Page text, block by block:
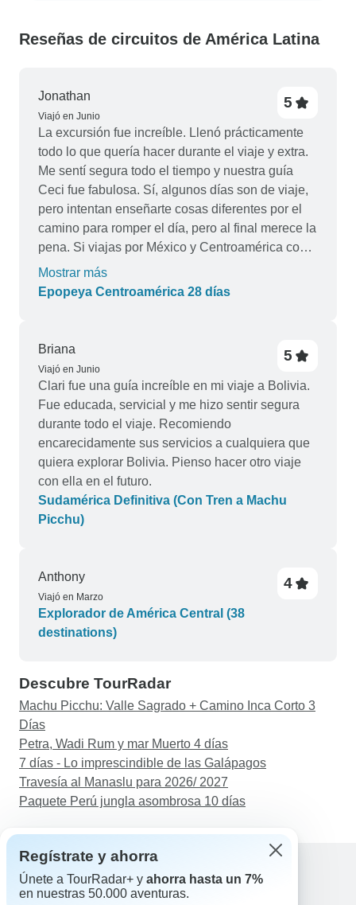
Reseñas de circuitos de América Latina
Jonathan
Viajó en Junio
5
La excursión fue increíble. Llenó prácticamente
todo lo que quería hacer durante el viaje y extra.
Me sentí segura todo el tiempo y nuestra guía
Ceci fue fabulosa. Sí, algunos días son de viaje,
pero intentan enseñarte cosas diferentes por el
camino para romper el día, pero al final merece la
pena. Si viajas por México y Centroamérica con
Intro y acabas con Ceci como líder de tu grupo,
estás de suerte. Es una persona especial, porque
tiempo libre lo mejor que pueda, ayudándote a
organizar todo lo que realmente quieras hacer.
Mostrar más
Epopeya Centroamérica 28 días
Briana
Viajó en Junio
5
Clari fue una guía increíble en mi viaje a Bolivia.
Fue educada, servicial y me hizo sentir segura
durante todo el viaje. Recomiendo
encarecidamente sus servicios a cualquiera que
quiera explorar Bolivia. Pienso hacer otro viaje
con ella en el futuro.
Sudamérica Definitiva (Con Tren a Machu
Picchu)
Anthony
Viajó en Marzo
4
Explorador de América Central (38
destinations)
Descubre TourRadar
Machu Picchu: Valle Sagrado + Camino Inca Corto 3
Días
Petra, Wadi Rum y mar Muerto 4 días
7 días - Lo imprescindible de las Galápagos
Travesía al Manaslu para 2026/ 2027
Paquete Perú jungla asombrosa 10 días
Ayuda
Regístrate y ahorra
Únete a TourRadar+ y ahorra hasta un 7%
en nuestras 50.000 aventuras.